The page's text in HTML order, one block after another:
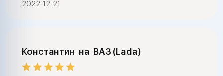
2022-12-21
Константин на ВАЗ (Lada)